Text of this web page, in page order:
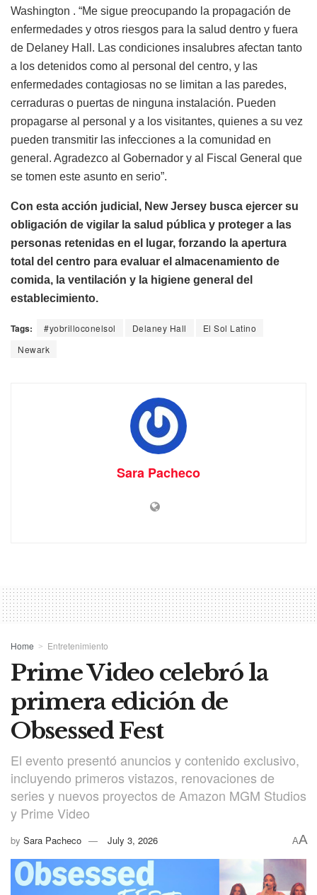
Washington . “Me sigue preocupando la propagación de
enfermedades y otros riesgos para la salud dentro y fuera
de Delaney Hall. Las condiciones insalubres afectan tanto
a los detenidos como al personal del centro, y las
enfermedades contagiosas no se limitan a las paredes,
cerraduras o puertas de ninguna instalación. Pueden
propagarse al personal y a los visitantes, quienes a su vez
pueden transmitir las infecciones a la comunidad en
general. Agradezco al Gobernador y al Fiscal General que
se tomen este asunto en serio”.
Con esta acción judicial, New Jersey busca ejercer su
obligación de vigilar la salud pública y proteger a las
personas retenidas en el lugar, forzando la apertura
total del centro para evaluar el almacenamiento de
comida, la ventilación y la higiene general del
establecimiento.
Tags: #yobrilloconelsol Delaney Hall
El Sol Latino
Newark
Sara Pacheco
Home Entretenimiento
Prime Video celebró la
primera edición de
Obsessed Fest
El evento presentó anuncios y contenido exclusivo,
incluyendo primeros vistazos, renovaciones de
series y nuevos proyectos de Amazon MGM Studios
y Prime Video
by Sara Pacheco July 3, 2026 AA